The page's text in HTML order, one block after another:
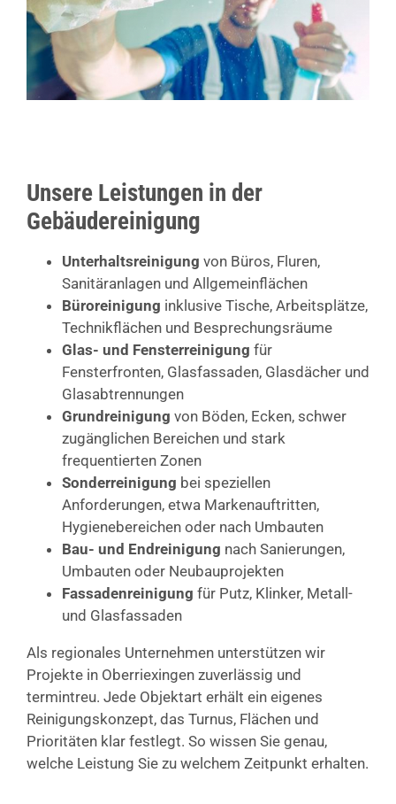
Unsere Leistungen in der
Gebäudereinigung
Unterhaltsreinigung von Büros, Fluren,
Sanitäranlagen und Allgemeinflächen
Büroreinigung inklusive Tische, Arbeitsplätze,
Technikflächen und Besprechungsräume
Glas- und Fensterreinigung für
Fensterfronten, Glasfassaden, Glasdächer und
Glasabtrennungen
Grundreinigung von Böden, Ecken, schwer
zugänglichen Bereichen und stark
frequentierten Zonen
Sonderreinigung bei speziellen
Anforderungen, etwa Markenauftritten,
Hygienebereichen oder nach Umbauten
Bau- und Endreinigung nach Sanierungen,
Umbauten oder Neubauprojekten
Fassadenreinigung für Putz, Klinker, Metall-
und Glasfassaden
Als regionales Unternehmen unterstützen wir
Projekte in Oberriexingen zuverlässig und
termintreu. Jede Objektart erhält ein eigenes
Reinigungskonzept, das Turnus, Flächen und
Prioritäten klar festlegt. So wissen Sie genau,
welche Leistung Sie zu welchem Zeitpunkt erhalten.